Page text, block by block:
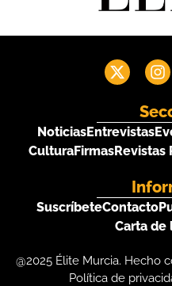
NoticiasEntrevistas
CulturaFirmasRevistas
SuscríbeteContacto
Carta de
@2025 Élite Murcia. Hecho
Política de